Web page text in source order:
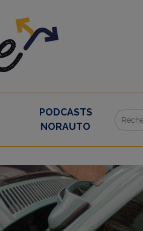
PODCASTS
NORAUTO